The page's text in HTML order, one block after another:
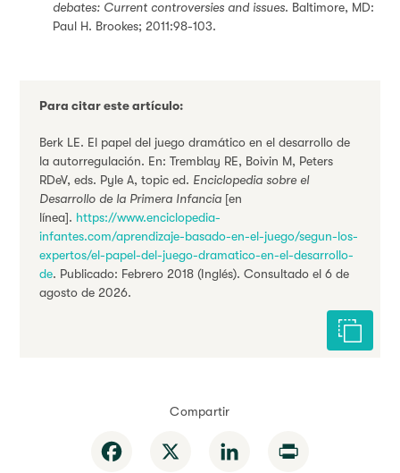
debates: Current controversies and issues. Baltimore, MD:
Paul H. Brookes; 2011:98-103.
Para citar este artículo:
Berk LE. El papel del juego dramático en el desarrollo de
la autorregulación. En: Tremblay RE, Boivin M, Peters
RDeV, eds. Pyle A, topic ed. Enciclopedia sobre el
Desarrollo de la Primera Infancia [en
línea]. https://www.enciclopedia-
infantes.com/aprendizaje-basado-en-el-juego/segun-los-
expertos/el-papel-del-juego-dramatico-en-el-desarrollo-
de. Publicado: Febrero 2018 (Inglés). Consultado el 6 de
agosto de 2026.
Citar
Compartir
Facebook LinkedIn